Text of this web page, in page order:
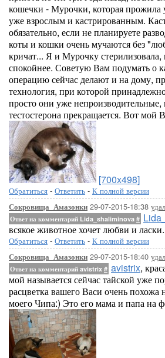
кошечки - Мурочки, которая прожила
уже взрослым и кастрированным.
обязательно, если не планируете
коты и кошки очень мучаются без
кричат... Я и Мурочку стерилизовала,
спокойнее. Советую Вам подумать о
операцию сейчас делают и на дому,
технология, при которой
просто они уже непроизводительные,
тестостерона прекращается. Вот мой
[700x498]
Обратиться - Ответить - К полной версии
Сокровища_Амазонки 29-07-2015-18:38
Ответ на комментарий Lida_shaliminova #
всякое животное хочет любви и ласки.
Обратиться - Ответить - К полной версии
Сокровища_Амазонки 29-07-2015-18:40
Ответ на комментарий avistrix # avistrix,
мой называется сейчас тайской уже
расцветка вашего Васи очень похожа
моего Чипа:) Это его мама и папа на